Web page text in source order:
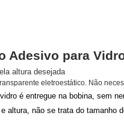
Adesivo para
altura desejada
eletroestático. Não
é entregue na bobina, sem
altura, não se trata do tamanho